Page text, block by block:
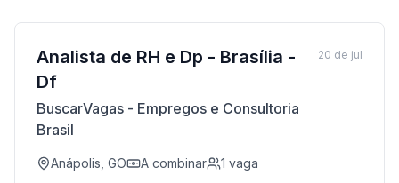
Analista de RH e Dp - Brasília -
Df
BuscarVagas - Empregos e Consultoria
Brasil
Anápolis, GO A combinar 1 vaga
20 de jul